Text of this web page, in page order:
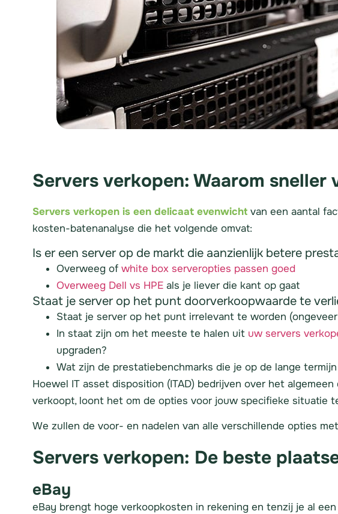
Servers verkopen: Waarom sneller
Servers verkopen is een delicaat evenwichtvan een aantal
kosten-batenanalyse die het volgende omvat:
Is er een server op de markt die aanzienlijk betere
Overweeg of white box serveropties passen goed
Overweeg Dell vs HPEals je liever die kant op gaat
Staat je server op het punt doorverkoopwaarde te
Staat je server op het punt irrelevant te worden
In staat zijn om het meeste te halen uit uw servers
upgraden?
Wat zijn de prestatiebenchmarks die je op de lange
Hoewel IT asset disposition (ITAD) bedrijven over het
verkoopt, loont het om de opties voor jouw specifieke situatie
We zullen de voor- en nadelen van alle verschillende opties
Servers verkopen: De beste
eBay
eBay brengt hoge verkoopkosten in rekening en tenzij je al